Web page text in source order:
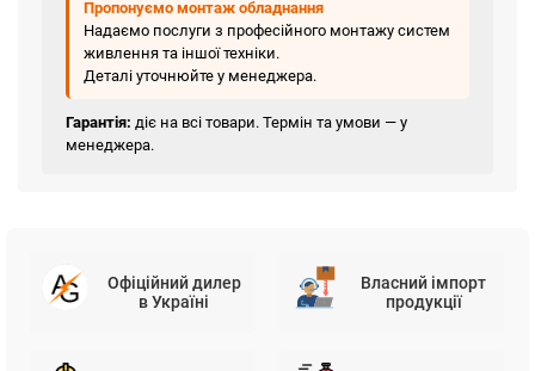
Пропонуємо монтаж обладнання
Надаємо послуги з професійного монтажу систем
живлення та іншої техніки.
Деталі уточнюйте у менеджера.
Гарантія: діє на всі товари. Термін та умови — у
менеджера.
Офіційний дилер
в Україні
Власний імпорт
продукції